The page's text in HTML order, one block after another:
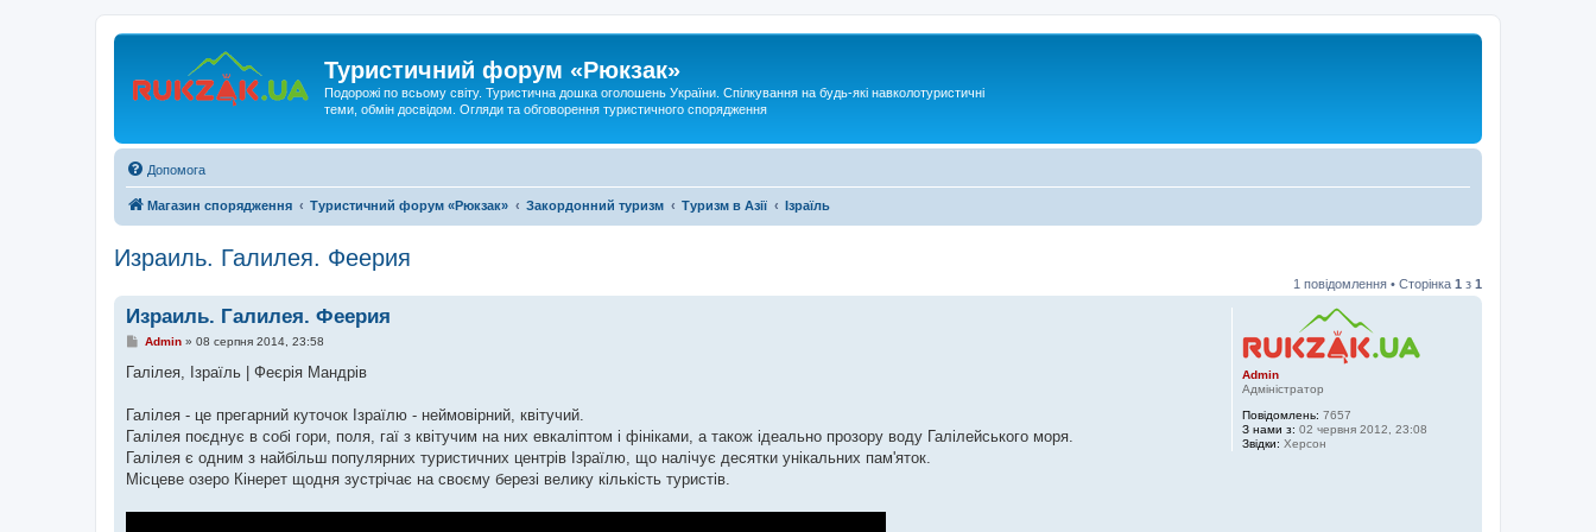
Туристичний форум «Рюкзак»
Подорожі по всьому світу. Туристична дошка оголошень України. Спілкування на будь-які навколотуристичні
теми, обмін досвідом. Огляди та обговорення туристичного спорядження
Допомога
Магазин спорядження Туристичний форум «Рюкзак» Закордонний туризм Туризм в Азії Ізраїль
Израиль. Галилея. Феерия
1 повідомлення • Сторінка 1 з 1
Admin
Адміністратор
Повідомлень: 7657
З нами з: 02 червня 2012, 23:08
Звідки: Херсон
Израиль. Галилея. Феерия
П
в
о
л
е
н
Admin» 08 серпня 2014, 23:58
Галілея, Ізраїль | Феєрія Мандрів
Галілея - це прегарний куточок Ізраїлю - неймовірний, квітучий.
Галілея поєднує в собі гори, поля, гаї з квітучим на них евкаліптом і фініками, а також ідеально прозору воду Галілейського моря.
Галілея є одним з найбільш популярних туристичних центрів Ізраїлю, що налічує десятки унікальних пам'яток.
Місцеве озеро Кінерет щодня зустрічає на своєму березі велику кількість туристів.